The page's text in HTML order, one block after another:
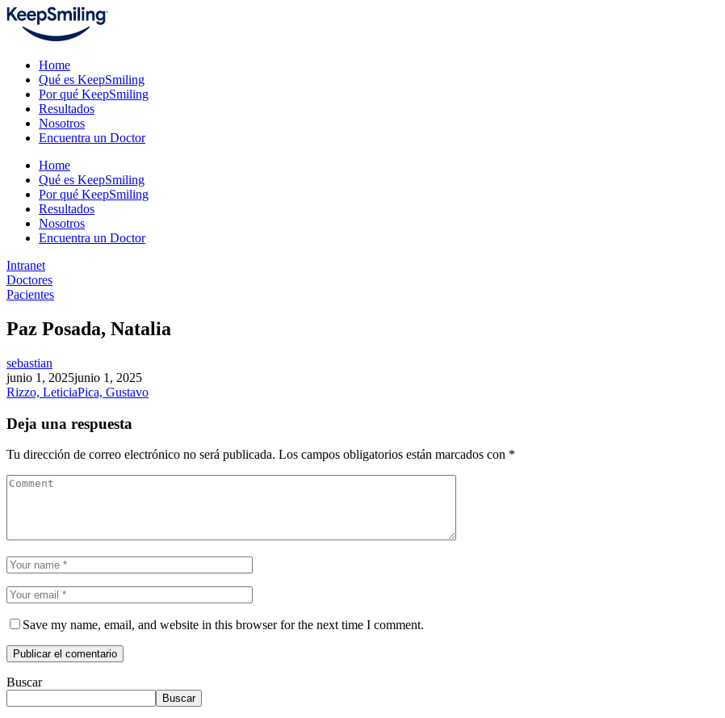
Home
Qué es KeepSmiling
Por qué KeepSmiling
Resultados
Nosotros
Encuentra un Doctor
Home
Qué es KeepSmiling
Por qué KeepSmiling
Resultados
Nosotros
Encuentra un Doctor
Intranet
Doctores
Pacientes
Paz Posada, Natalia
sebastian
junio 1, 2025junio 1, 2025
Rizzo, LeticiaPica, Gustavo
Deja una respuesta
Tu dirección de correo electrónico no será publicada. Los campos obligatorios están marcados con *
Save my name, email, and website in this browser for the next time I comment.
Buscar
Buscar